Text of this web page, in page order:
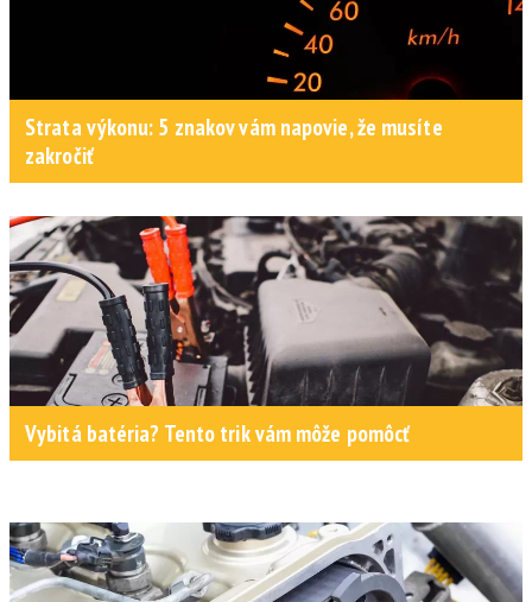
Strata výkonu: 5 znakov vám napovie, že musíte
zakročiť
Vybitá batéria? Tento trik vám môže pomôcť